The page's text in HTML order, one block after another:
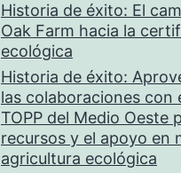
Historia de éxito: El
Oak Farm hacia la
ecológica
Historia de éxito:
las colaboraciones con
TOPP del Medio Oeste
recursos y el apoyo en
agricultura ecológica